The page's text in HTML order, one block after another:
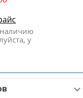
у